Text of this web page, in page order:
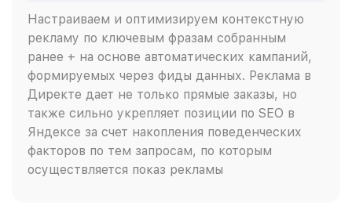
Настраиваем и оптимизируем контекстную
рекламу по ключевым фразам собранным
ранее + на основе автоматических кампаний,
формируемых через фиды данных. Реклама в
Директе дает не только прямые заказы, но
также сильно укрепляет позиции по SEO в
Яндексе за счет накопления поведенческих
факторов по тем запросам, по которым
осуществляется показ рекламы